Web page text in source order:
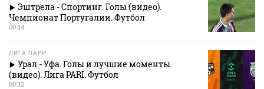
Эштрела - Спортинг. Голы (видео).
Чемпионат Португалии. Футбол
00:34
ЛИГА ПАРИ
Урал - Уфа. Голы и лучшие моменты
(видео). Лига PARI. Футбол
00:32